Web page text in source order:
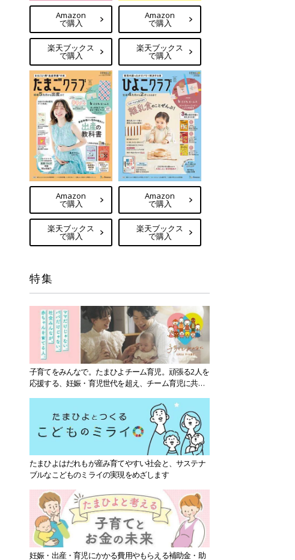
Amazon
で購入
楽天ブックス
で購入
Amazon
で購入
楽天ブックス
で購入
Amazon
で購入
楽天ブックス
で購入
Amazon
で購入
楽天ブックス
で購入
特集
子育てをみんなで。たまひよチーム育児。頑張る2人を
応援する、妊娠・育児世代を超え、チーム育児に共感
たまひよはだれもが産み育てやすい社会と、サステナ
ブルなこどものミライの実現をめざします
妊娠・出産・育児にかかる費用やもらえる補助金・助